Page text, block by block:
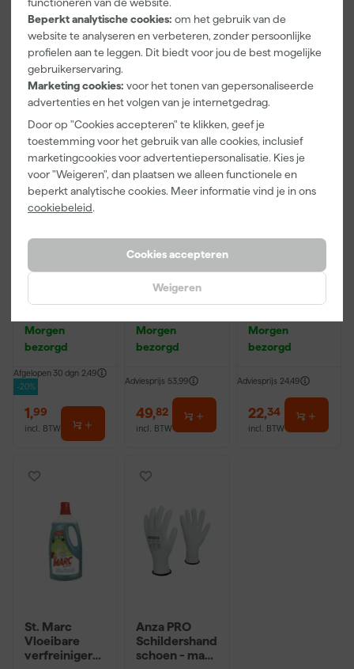
Beperkt analytische cookies: om het gebruik van de
website te analyseren en verbeteren, zonder persoonlijke
profielen aan te leggen. Dit biedt voor jou de best mogelijke
gebruikerservaring.
Marketing cookies: voor het tonen van gepersonaliseerde
advertenties en het volgen van je internetgedrag.
Door op "Cookies accepteren" te klikken, geef je
toestemming voor het gebruik van alle cookies, inclusief
marketingcookies voor advertentiepersonalisatie. Kies je
voor "Weigeren", dan plaatsen we alleen functionele en
beperkt analytische cookies. Meer informatie vind je in ons
cookiebeleid.
Cookies accepteren
Weigeren
- 24mm x
50m
5,28
incl. BTW incl. BTW
Afgelopen 30 dgn 4,25
incl. BTW
- 10cm
Morgen
bezorgd
Afgelopen 30 dgn 2,49
-20%
1,99
incl. BTW
superafbijt
2,5L
Morgen
bezorgd
Adviesprijs 53,99
49,82
incl. BTW
Allesvuller
Hout - Pasta -
Wit - 500ml
Morgen
bezorgd
Adviesprijs 24,49
22,34
incl. BTW
St. Marc
Vloeibare
verfreiniger
Anza PRO
Schildershand
schoen - maat